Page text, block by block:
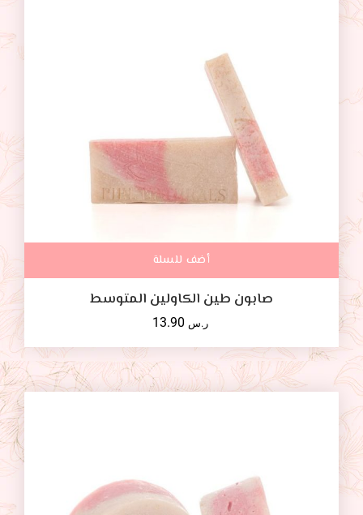
أضف للسلة
صابون طين الكاولين المتوسط
ر.س